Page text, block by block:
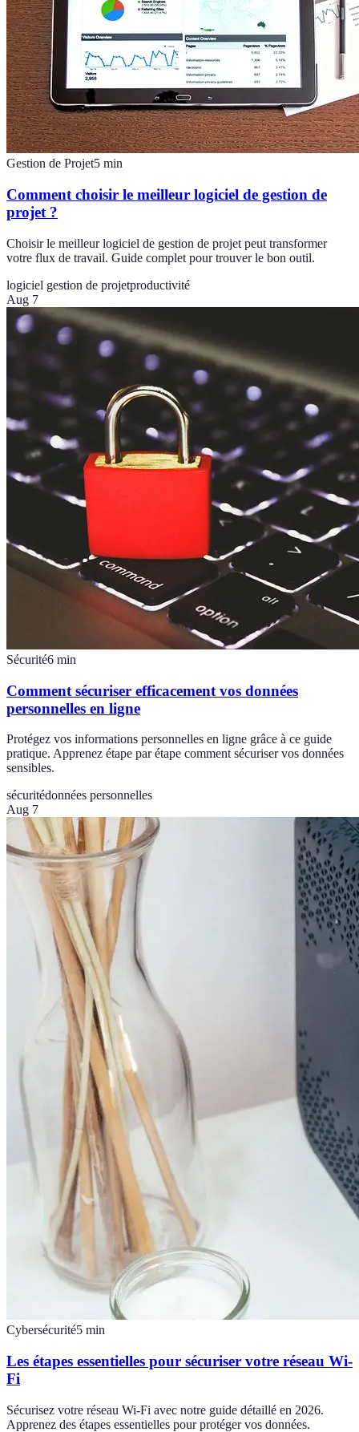
Gestion de Projet5 min
Comment choisir le meilleur logiciel de gestion de
projet ?
Choisir le meilleur logiciel de gestion de projet peut transformer
votre flux de travail. Guide complet pour trouver le bon outil.
logiciel gestion de projetproductivité
Aug 7
Sécurité6 min
Comment sécuriser efficacement vos données
personnelles en ligne
Protégez vos informations personnelles en ligne grâce à ce guide
pratique. Apprenez étape par étape comment sécuriser vos données
sensibles.
sécuritédonnées personnelles
Aug 7
Cybersécurité5 min
Les étapes essentielles pour sécuriser votre réseau Wi-
Fi
Sécurisez votre réseau Wi-Fi avec notre guide détaillé en 2026.
Apprenez des étapes essentielles pour protéger vos données.